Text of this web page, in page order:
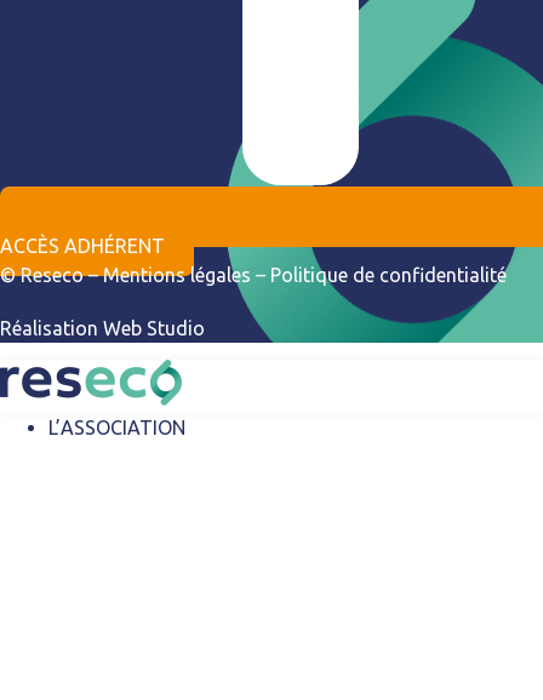
ACCÈS ADHÉRENT
© Reseco –Mentions légales – Politique de confidentialité
Réalisation Web Studio
L’ASSOCIATION